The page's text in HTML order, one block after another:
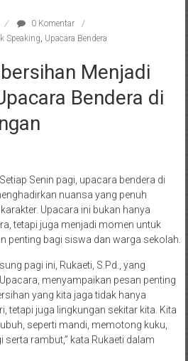
0 Komentar
Speaking Upacara Bendera
Menjadi
Bendera di
Senin pagi, upacara bendera di
nuansa yang penuh
Upacara ini bukan hanya
tetapi juga menjadi momen untuk
penting bagi siswa dan warga sekolah.
pagi ini, Rukaeti, S.Pd., yang
menyampaikan pesan penting
yang kita jaga tidak hanya
tetapi juga lingkungan sekitar kita. Kita
seperti mandi, memotong kuku,
serta rambut,” kata Rukaeti dalam